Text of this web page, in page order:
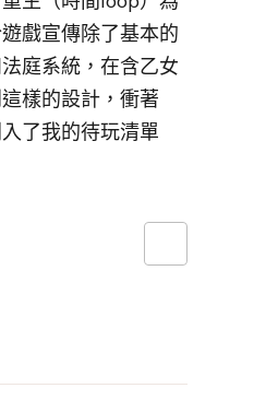
戲宣傳除了基本的
庭系統，在含乙女
樣的設計，衝著
了我的待玩清單